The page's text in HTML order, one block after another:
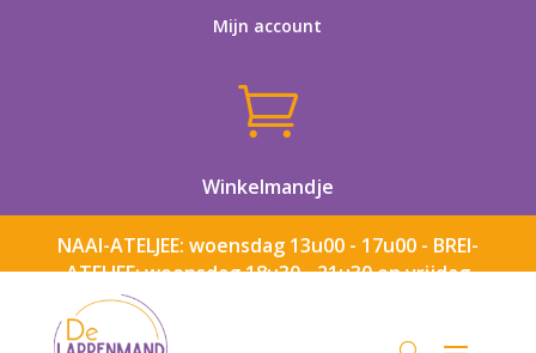
Mijn account

Winkelmandje
NAAI-ATELJEE: woensdag 13u00 - 17u00 - BREI-
ATELJEE: woensdag 18u30 - 21u30 en vrijdag